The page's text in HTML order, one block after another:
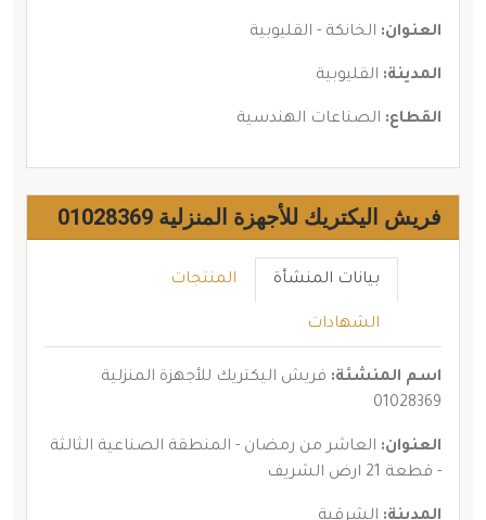
العنوان: الخانكة - القليوبية
المدينة: القليوبية
القطاع: الصناعات الهندسية
فريش اليكتريك للأجهزة المنزلية 01028369
بيانات المنشأة المنتجات
الشهادات
اسم المنشئة: فريش اليكتريك للأجهزة المنزلية
01028369
العنوان: العاشر من رمضان - المنطقة الصناعية الثالثة
- قطعة 21 ارض الشريف